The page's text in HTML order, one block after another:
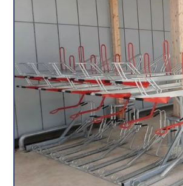
Abri plus
Découvrir